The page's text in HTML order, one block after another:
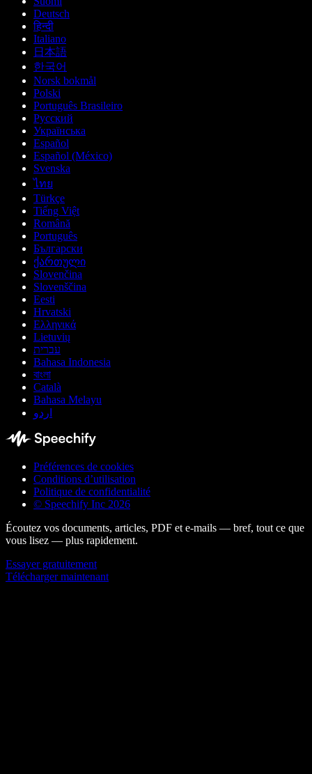
Deutsch
हिन्दी
Italiano
日本語
한국어
Norsk bokmål
Polski
Português Brasileiro
Русский
Українська
Español
Español (México)
Svenska
ไทย
Türkçe
Tiếng Việt
Română
Português
Български
ქართული
Slovenčina
Slovenščina
Eesti
Hrvatski
Ελληνικά
Lietuvių
עברית
Bahasa Indonesia
বাংলা
Català
Bahasa Melayu
اردو
Préférences de cookies
Conditions d’utilisation
Politique de confidentialité
© Speechify Inc 2026
Écoutez vos documents, articles, PDF et e-mails — bref, tout ce que
vous lisez — plus rapidement.
Essayer gratuitement
Télécharger maintenant